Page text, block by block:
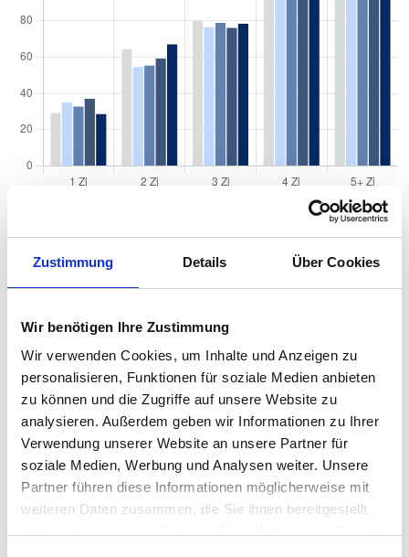
Zustimmung Details Über Cookies
Wir benötigen Ihre Zustimmung
Wir verwenden Cookies, um Inhalte und Anzeigen zu
personalisieren, Funktionen für soziale Medien anbieten
zu können und die Zugriffe auf unsere Website zu
analysieren. Außerdem geben wir Informationen zu Ihrer
Verwendung unserer Website an unsere Partner für
soziale Medien, Werbung und Analysen weiter. Unsere
Partner führen diese Informationen möglicherweise mit
weiteren Daten zusammen, die Sie ihnen bereitgestellt
Quadratmeterpreise in Essen Horst für
Wohnungen nach Wohnungstyp
Wohnungspreise /m 2 2024
Sonstige 2.132 € 2.308 € 2.325 €
+16,26
Erdgeschosswohnung 2.021 € 2.188 € 2.196 €
+7,92
Souterrain 1.717 € 1.990 € 2.025 €
+1,78